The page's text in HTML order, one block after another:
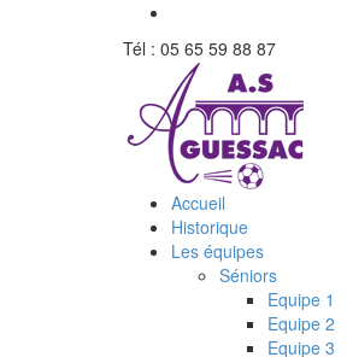
Tél : 05 65 59 88 87
Accueil
Historique
Les équipes
Séniors
Equipe 1
Equipe 2
Equipe 3